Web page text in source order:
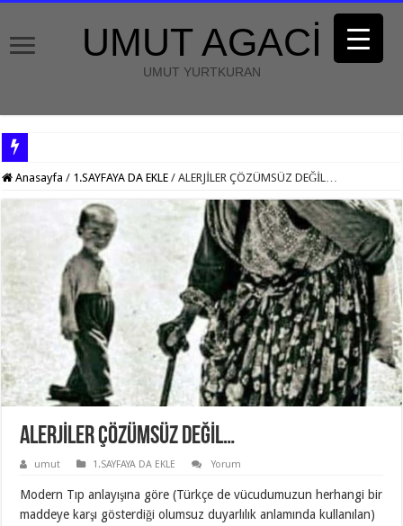
UMUT AGACİ
UMUT YURTKURAN
Anasayfa / 1.SAYFAYA DA EKLE / ALERJİLER ÇÖZÜMSÜZ DEĞİL…
ALERJİLER ÇÖZÜMSÜZ DEĞİL…
umut 1.SAYFAYA DA EKLE Yorum
Modern Tıp anlayışına göre (Türkçe de vücudumuzun herhangi bir
maddeye karşı gösterdiği olumsuz duyarlılık anlamında kullanılan)